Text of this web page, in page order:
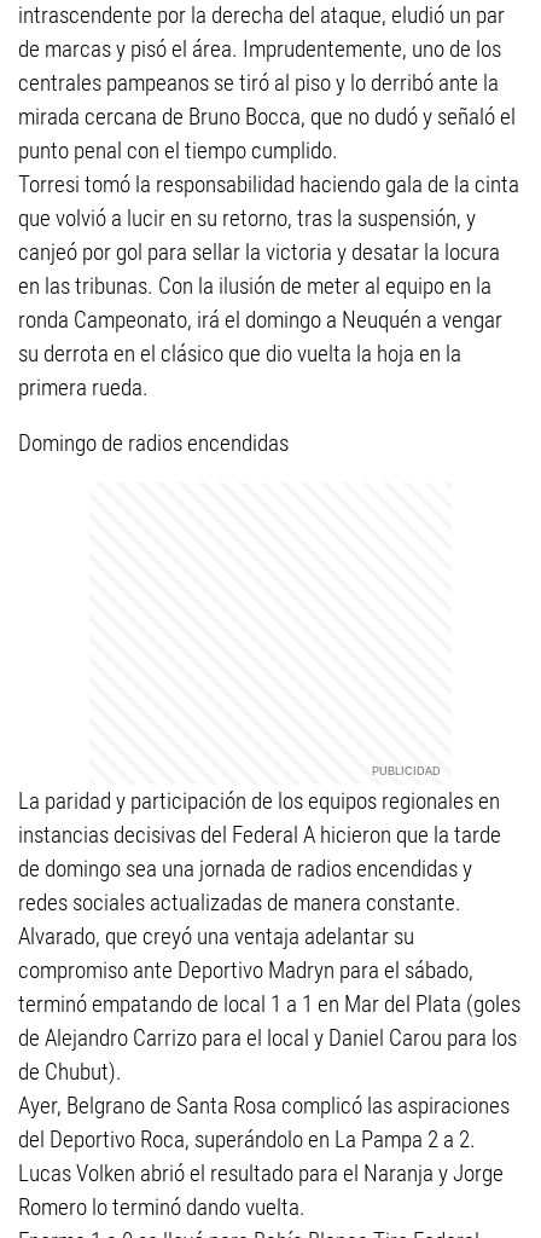
intrascendente por la derecha del ataque, eludió un par
de marcas y pisó el área. Imprudentemente, uno de los
centrales pampeanos se tiró al piso y lo derribó ante la
mirada cercana de Bruno Bocca, que no dudó y señaló el
punto penal con el tiempo cumplido.
Torresi tomó la responsabilidad haciendo gala de la cinta
que volvió a lucir en su retorno, tras la suspensión, y
canjeó por gol para sellar la victoria y desatar la locura
en las tribunas. Con la ilusión de meter al equipo en la
ronda Campeonato, irá el domingo a Neuquén a vengar
su derrota en el clásico que dio vuelta la hoja en la
primera rueda.
Domingo de radios encendidas
La paridad y participación de los equipos regionales en
instancias decisivas del Federal A hicieron que la tarde
de domingo sea una jornada de radios encendidas y
redes sociales actualizadas de manera constante.
Alvarado, que creyó una ventaja adelantar su
compromiso ante Deportivo Madryn para el sábado,
terminó empatando de local 1 a 1 en Mar del Plata (goles
de Alejandro Carrizo para el local y Daniel Carou para los
de Chubut).
Ayer, Belgrano de Santa Rosa complicó las aspiraciones
del Deportivo Roca, superándolo en La Pampa 2 a 2.
Lucas Volken abrió el resultado para el Naranja y Jorge
Romero lo terminó dando vuelta.